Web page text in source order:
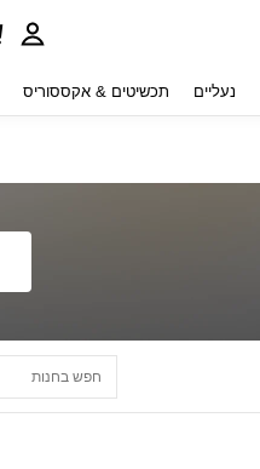
נעליים תכשיטים & אקססוריס